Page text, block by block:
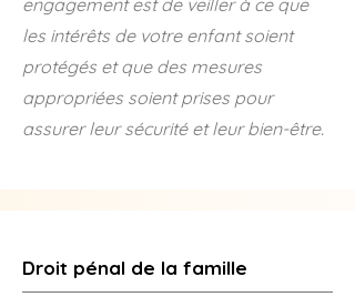
engagement est de veiller à ce que
les intérêts de votre enfant soient
protégés et que des mesures
appropriées soient prises pour
assurer leur sécurité et leur bien-être.
Droit pénal de la famille